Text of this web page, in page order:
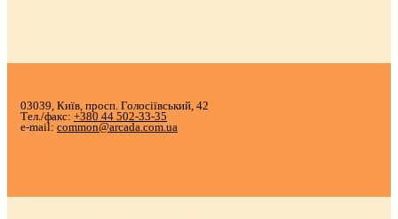
03039, Київ, просп. Голосіївський, 42
Тел./факс: +380 44 502-33-35
e-mail: common@arcada.com.ua